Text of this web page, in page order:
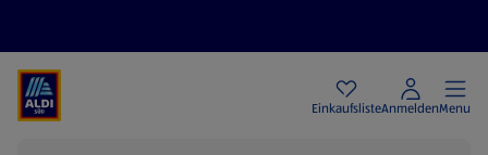
EinkaufslisteAnmeldenMenu